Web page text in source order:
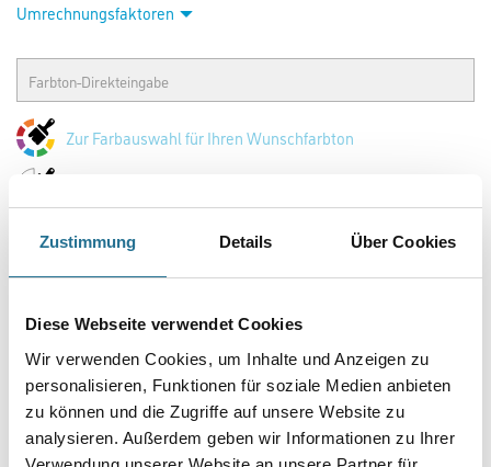
Zustimmung Details Über Cookies
Diese Webseite verwendet Cookies
Wir verwenden Cookies, um Inhalte und Anzeigen zu
personalisieren, Funktionen für soziale Medien anbieten
zu können und die Zugriffe auf unsere Website zu
analysieren. Außerdem geben wir Informationen zu Ihrer
Umrechnungsfaktoren
Zur Farbauswahl für Ihren Wunschfarbton
PRODUKTEIGENSCHAFTEN